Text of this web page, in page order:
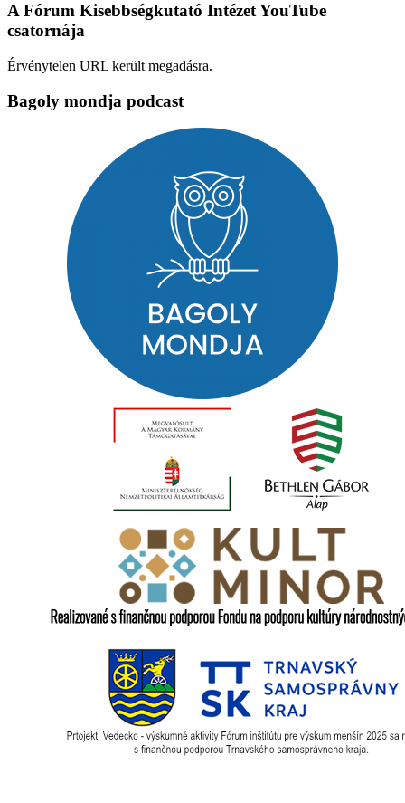
A Fórum Kisebbségkutató Intézet YouTube
csatornája
Érvénytelen URL került megadásra.
Bagoly mondja podcast